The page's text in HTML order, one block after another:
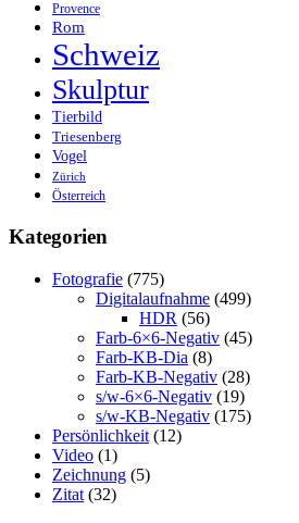
Provence
Rom
Schweiz
Skulptur
Tierbild
Triesenberg
Vogel
Zürich
Österreich
Kategorien
Fotografie (775)
Digitalaufnahme (499)
HDR (56)
Farb-6×6-Negativ (45)
Farb-KB-Dia (8)
Farb-KB-Negativ (28)
s/w-6×6-Negativ (19)
s/w-KB-Negativ (175)
Persönlichkeit (12)
Video (1)
Zeichnung (5)
Zitat (32)